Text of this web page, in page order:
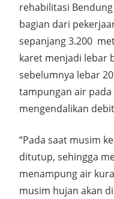
rehabilitasi
bagian dari
sepanjang 3.200
karet menjadi lebar
sebelumnya lebar
tampungan air
mengendalikan
“Pada saat musim
ditutup, sehingga
menampung air
musim hujan akan